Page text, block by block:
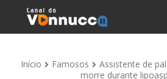
Início Famosos
Assistente de
morre durante